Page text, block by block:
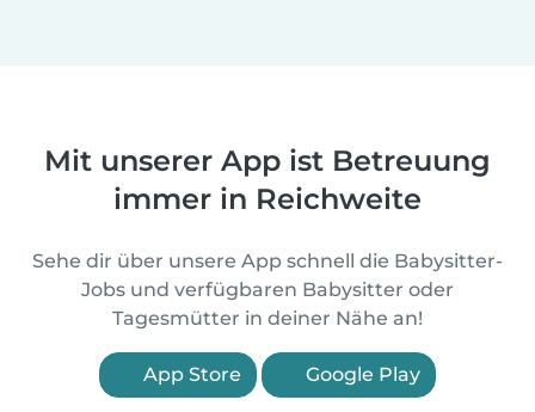
Mit unserer App ist Betreuung
immer in Reichweite
Sehe dir über unsere App schnell die Babysitter-
Jobs und verfügbaren Babysitter oder
Tagesmütter in deiner Nähe an!
App Store Google Play